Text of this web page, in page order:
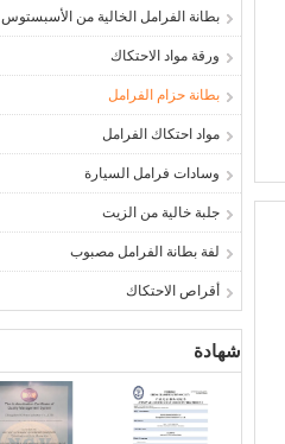
بطانة الفرامل الخالية من الأسبستوس
ورقة مواد الاحتكاك
بطانة حزام الفرامل
مواد احتكاك الفرامل
وسادات فرامل السيارة
جلبة خالية من الزيت
لفة بطانة الفرامل مصبوب
أقراص الاحتكاك
شهادة